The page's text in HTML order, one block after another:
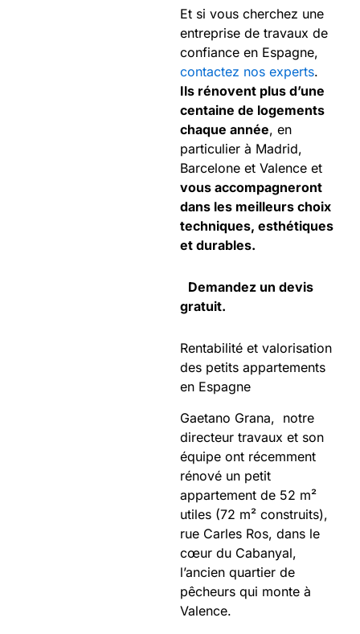
Et si vous cherchez une
entreprise de travaux de
confiance en Espagne,
contactez nos experts.
Ils rénovent plus d’une
centaine de logements
chaque année, en
particulier à Madrid,
Barcelone et Valence et
vous accompagneront
dans les meilleurs choix
techniques, esthétiques
et durables.
Demandez un devis
gratuit.
Rentabilité et valorisation
des petits appartements
en Espagne
Gaetano Grana, notre
directeur travaux et son
équipe ont récemment
rénové un petit
appartement de 52 m²
utiles (72 m² construits),
rue Carles Ros, dans le
cœur du Cabanyal,
l’ancien quartier de
pêcheurs qui monte à
Valence.